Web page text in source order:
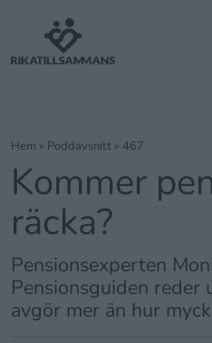
Hem » Poddavsnitt » 467
Kommer
räcka?
Pensionsexperten
Pensionsguiden reder
avgör mer än hur